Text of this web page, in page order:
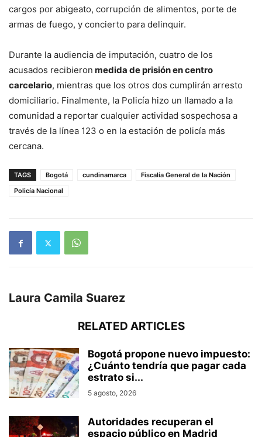
cargos por abigeato, corrupción de alimentos, porte de
armas de fuego, y concierto para delinquir.
Durante la audiencia de imputación, cuatro de los
acusados recibieron medida de prisión en centro
carcelario, mientras que los otros dos cumplirán arresto
domiciliario. Finalmente, la Policía hizo un llamado a la
comunidad a reportar cualquier actividad sospechosa a
través de la línea 123 o en la estación de policía más
cercana.
TAGS Bogotá cundinamarca
Fiscalía General de la Nación
Policía Nacional
Laura Camila Suarez
RELATED ARTICLES
Bogotá propone nuevo impuesto:
¿Cuánto tendría que pagar cada
estrato si...
5 agosto, 2026
Autoridades recuperan el
espacio público en Madrid